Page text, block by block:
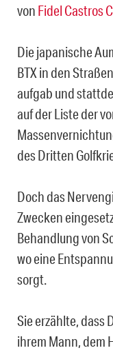
von Fidel Castros
Die japanische
BTX in den
aufgab und
auf der Liste der
des Dritten
Doch das
Zwecken
Behandlung von
wo eine
sorgt.
Sie erzählte, dass
ihrem Mann, dem